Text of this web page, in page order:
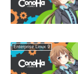
Enterprise Linux 9